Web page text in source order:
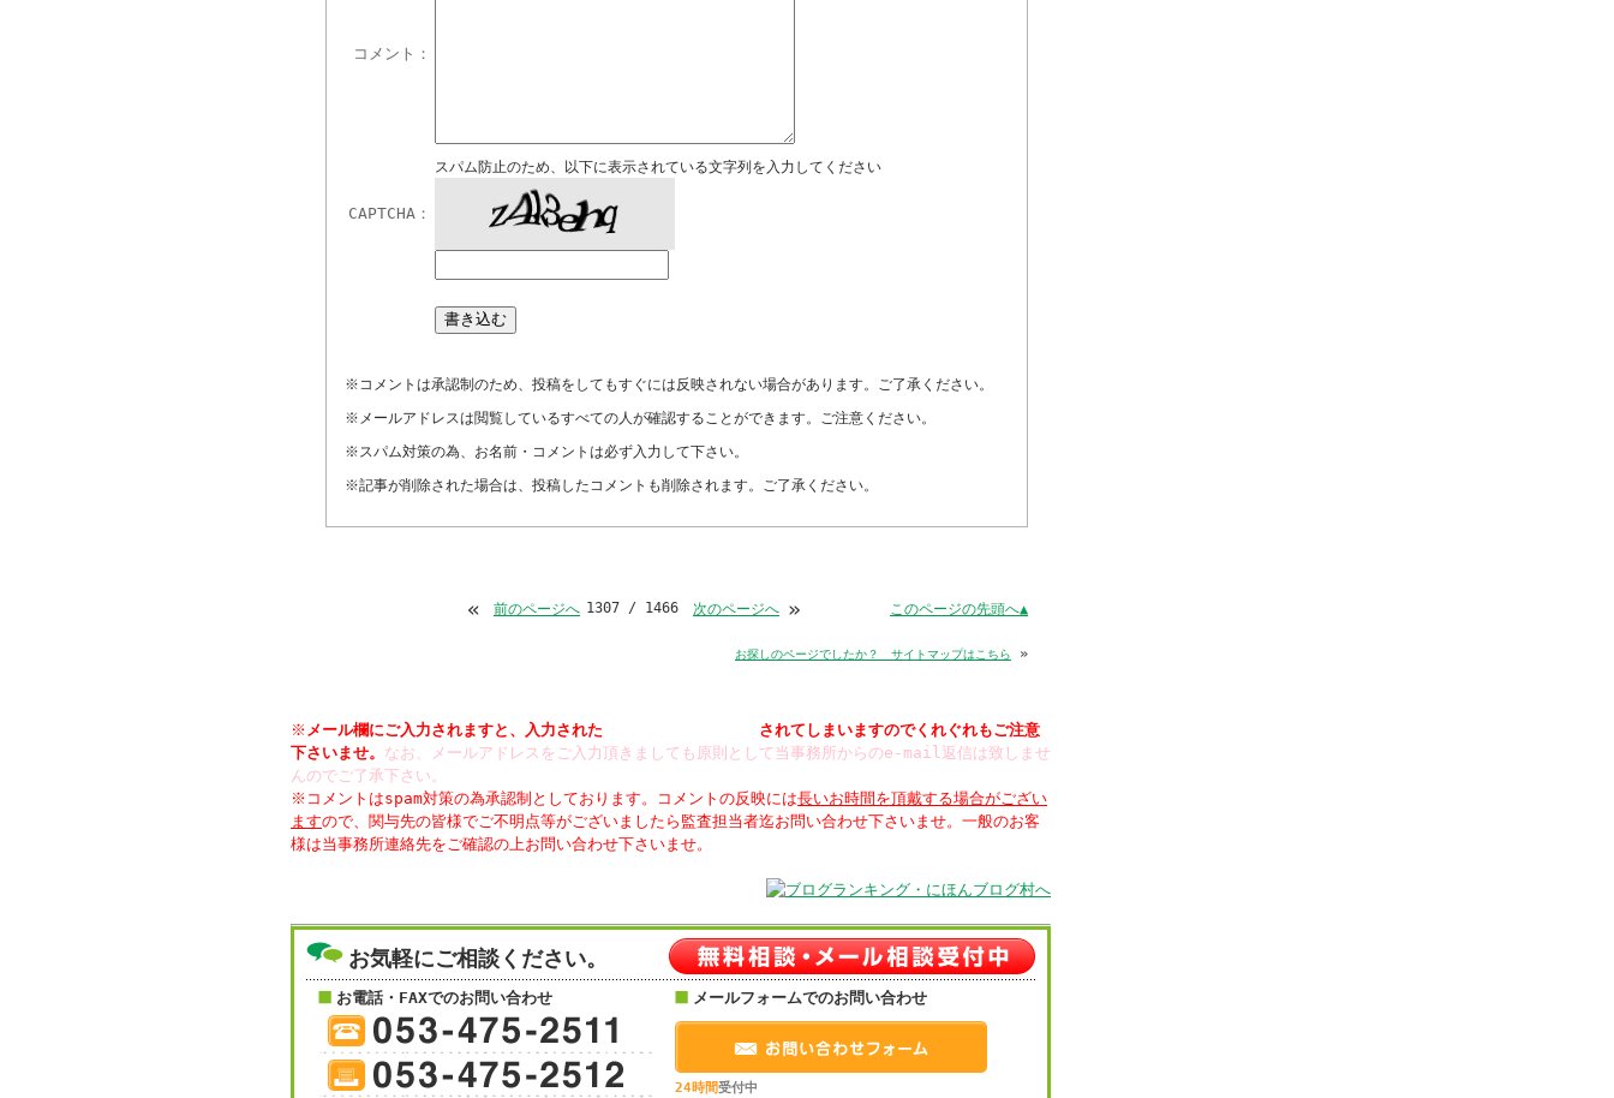
コメント：
CAPTCHA：
スパム防止のため、以下に表示されている文字列を入力してください
※コメントは承認制のため、投稿をしてもすぐには反映されない場合があります。ご了承ください。
※メールアドレスは閲覧しているすべての人が確認することができます。ご注意ください。
※スパム対策の為、お名前・コメントは必ず入力して下さい。
※記事が削除された場合は、投稿したコメントも削除されます。ご了承ください。
« 前のページへ 1307 / 1466 次のページへ » このページの先頭へ▲
お探しのページでしたか？ サイトマップはこちら »
※ メール欄にご入力されますと、入力された
されてしまいますのでくれぐれもご注意
下さいませ。 なお、メールアドレスをご入力頂きましても原則として当事務所からのe-mail返信は致しませ
んのでご了承下さい。
※コメントはspam対策の為承認制としております。コメントの反映には長いお時間を頂戴する場合がござい
ますので、関与先の皆様でご不明点等がございましたら監査担当者迄お問い合わせ下さいませ。一般のお客
様は当事務所連絡先をご確認の上お問い合わせ下さいませ。
お気軽にご相談ください。
お電話・FAXでのお問い合わせ メールフォームでのお問い合わせ
24時間受付中